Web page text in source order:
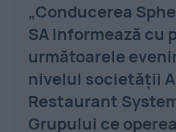
„Conducerea
SA informează cu
următoarele
nivelul societăţii
Restaurant
Grupului ce